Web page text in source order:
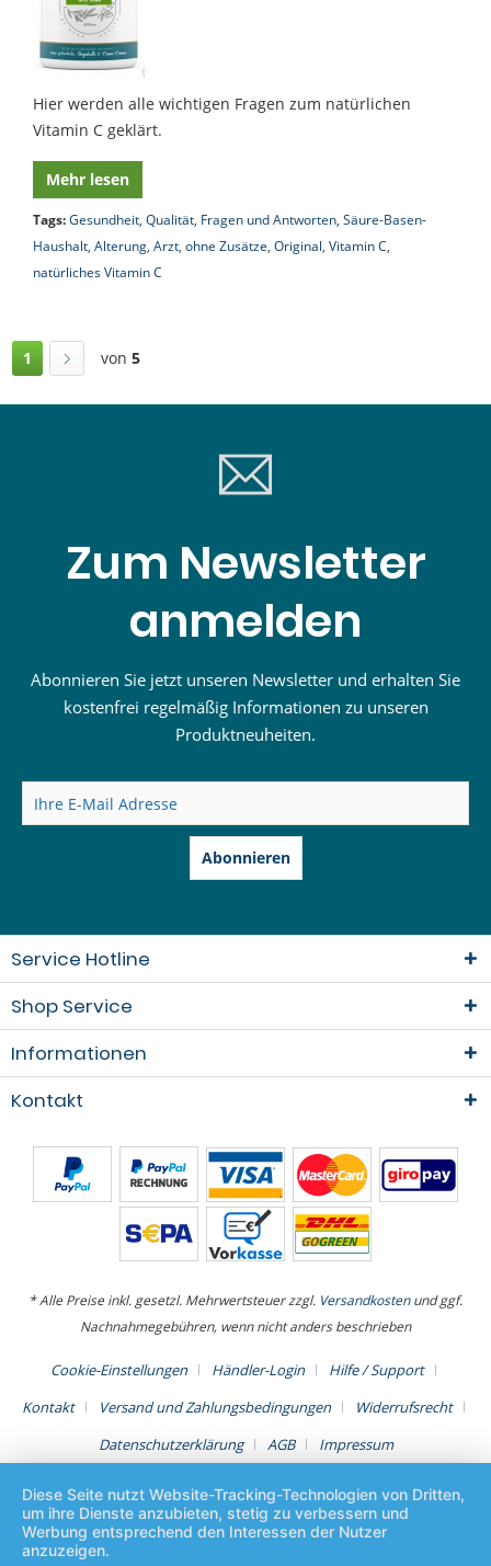
Hier werden alle wichtigen Fragen zum natürlichen
Vitamin C geklärt.
Mehr lesen
Tags:Gesundheit, Qualität, Fragen und Antworten, Säure-Basen-
Haushalt, Alterung, Arzt, ohne Zusätze, Original, Vitamin C,
natürliches Vitamin C
1 von 5
Zum Newsletter
anmelden
Abonnieren Sie jetzt unseren Newsletter und erhalten Sie
kostenfrei regelmäßig Informationen zu unseren
Produktneuheiten.
Abonnieren
Service Hotline
Shop Service
Informationen
Kontakt
* Alle Preise inkl. gesetzl. Mehrwertsteuer zzgl. Versandkostenund ggf.
Nachnahmegebühren, wenn nicht anders beschrieben
Cookie-Einstellungen Händler-Login
Hilfe / Support
Kontakt
Versand und Zahlungsbedingungen
Widerrufsrecht
Datenschutzerklärung
AGB Impressum
Diese Seite nutzt Website-Tracking-Technologien von Dritten,
um ihre Dienste anzubieten, stetig zu verbessern und
Werbung entsprechend den Interessen der Nutzer
anzuzeigen.